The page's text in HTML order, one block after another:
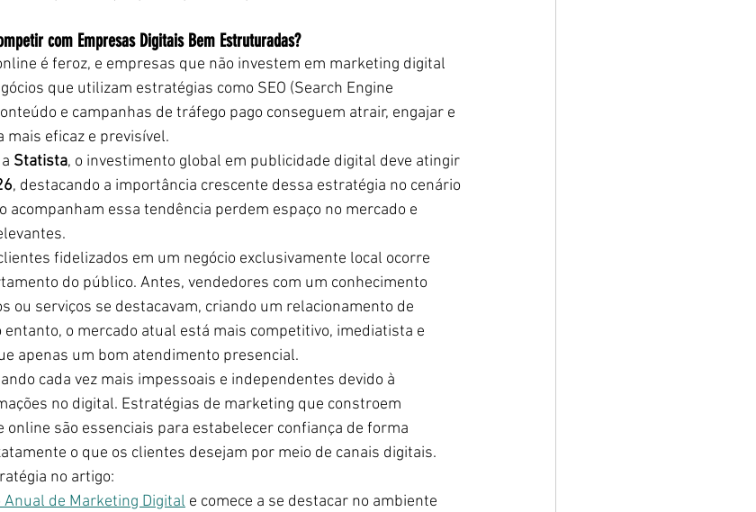
com Empresas Digitais Bem Estruturadas?
é feroz, e empresas que não investem em marketing digital
que utilizam estratégias como SEO (Search Engine
e campanhas de tráfego pago conseguem atrair, engajar e
eficaz e previsível.
Statista, o investimento global em publicidade digital deve atingir
, destacando a importância crescente dessa estratégia no cenário
acompanham essa tendência perdem espaço no mercado e
fidelizados em um negócio exclusivamente local ocorre
do público. Antes, vendedores com um conhecimento
ou serviços se destacavam, criando um relacionamento de
entanto, o mercado atual está mais competitivo, imediatista e
apenas um bom atendimento presencial.
cada vez mais impessoais e independentes devido à
no digital. Estratégias de marketing que constroem
são essenciais para estabelecer confiança de forma
o que os clientes desejam por meio de canais digitais.
no artigo:
Anual de Marketing Digital e comece a se destacar no ambiente